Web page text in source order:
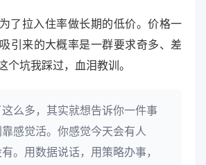
了拉入住率做长期的低价。价格一
引来的大概率是一群要求奇多、差
个坑我踩过，血泪教训。
么多，其实就想告诉你一件事
感觉活。你感觉今天会有人
。用数据说话，用策略办事，